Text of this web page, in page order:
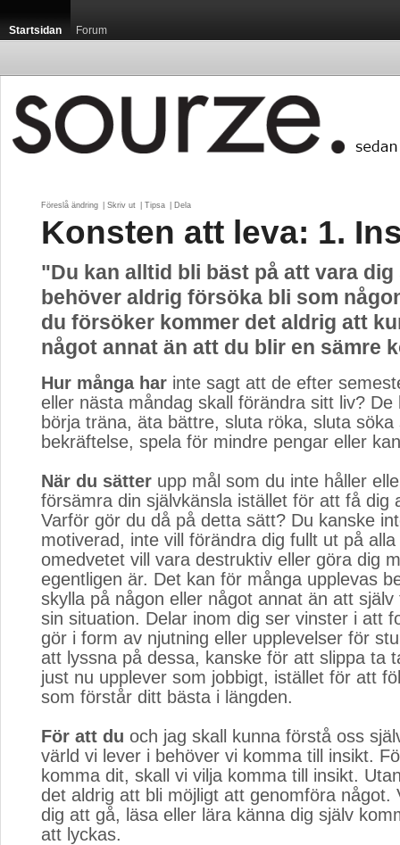
Startsidan Forum
Föreslå ändring Skriv ut Tipsa Dela
Konsten att leva: 1.
"Du kan alltid bli bäst på att vara
behöver aldrig försöka bli som
du försöker kommer det aldrig att
något annat än att du blir en sämre
Hur många har inte sagt att de efter
eller nästa måndag skall förändra sitt liv? De
börja träna, äta bättre, sluta röka, sluta söka
bekräftelse, spela för mindre pengar eller
När du sätter upp mål som du inte håller
försämra din självkänsla istället för att få dig
Varför gör du då på detta sätt? Du kanske
motiverad, inte vill förändra dig fullt ut på alla
omedvetet vill vara destruktiv eller göra dig
egentligen är. Det kan för många upplevas
skylla på någon eller något annat än att
sin situation. Delar inom dig ser vinster i att
gör i form av njutning eller upplevelser för
att lyssna på dessa, kanske för att slippa ta
just nu upplever som jobbigt, istället för att
som förstår ditt bästa i längden.
För att du och jag skall kunna förstå oss
värld vi lever i behöver vi komma till insikt.
komma dit, skall vi vilja komma till insikt.
det aldrig att bli möjligt att genomföra något.
dig att gå, läsa eller lära känna dig själv
att lyckas.